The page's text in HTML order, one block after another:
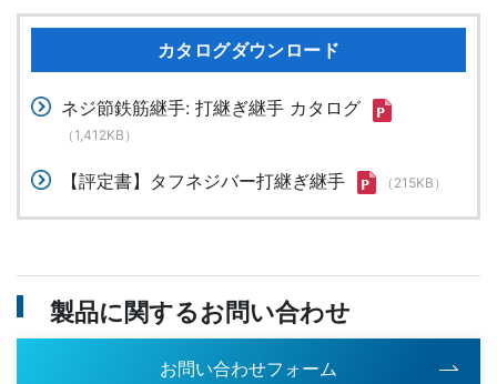
カタログダウンロード
ネジ節鉄筋継手: 打継ぎ継手 カタログ
（1,412KB）
【評定書】タフネジバー打継ぎ継手 （215KB）
製品に関するお問い合わせ
お問い合わせフォーム